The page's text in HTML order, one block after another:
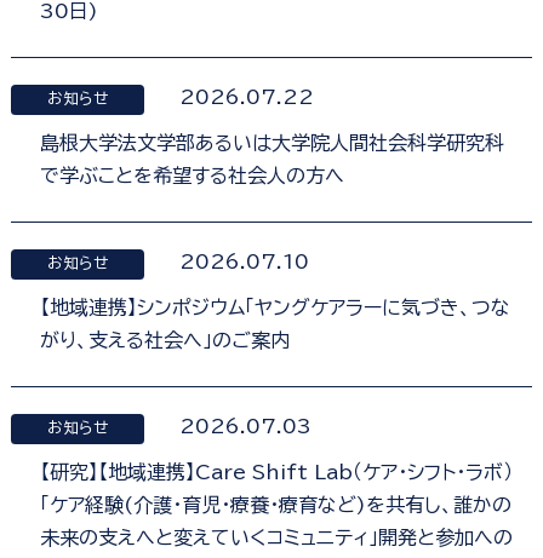
30日)
お知らせ 2026.07.22
島根大学法文学部あるいは大学院人間社会科学研究科
で学ぶことを希望する社会人の方へ
お知らせ 2026.07.10
【地域連携】シンポジウム「ヤングケアラーに気づき、つな
がり、支える社会へ」のご案内
お知らせ 2026.07.03
【研究】【地域連携】Care Shift Lab（ケア・シフト・ラボ）
「ケア経験(介護・育児・療養・療育など)を共有し、誰かの
未来の支えへと変えていくコミュニティ」開発と参加への